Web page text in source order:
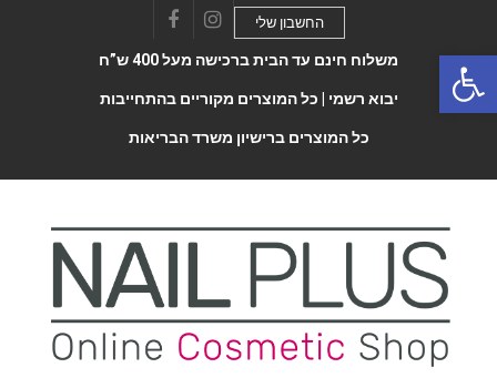
FacebookInstagram
החשבון שלי
משלוח חינם עד הבית ברכישה מעל 400 ש”ח
יבוא רשמי | כל המוצרים מקוריים בהתחייבות
כל המוצרים ברישיון משרד הבריאות